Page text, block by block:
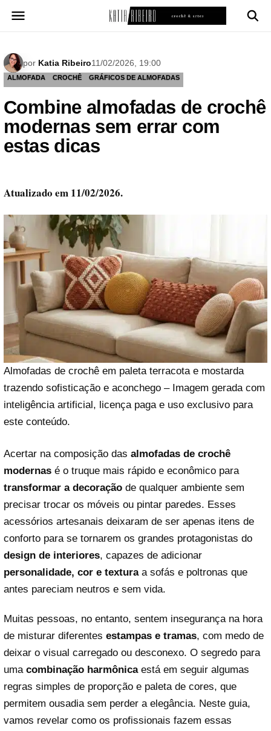
para
por Katia Ribeiro11/02/2026, 19:00
ALMOFADA CROCHÊ GRÁFICOS DE ALMOFADAS
Combine almofadas de crochê
modernas sem errar com
estas dicas
Atualizado em 11/02/2026.
Almofadas de crochê em paleta terracota e mostarda
trazendo sofisticação e aconchego – Imagem gerada com
inteligência artificial, licença paga e uso exclusivo para
este conteúdo.
Acertar na composição das almofadas de crochê
modernas é o truque mais rápido e econômico para
transformar a decoração de qualquer ambiente sem
precisar trocar os móveis ou pintar paredes. Esses
acessórios artesanais deixaram de ser apenas itens de
conforto para se tornarem os grandes protagonistas do
design de interiores, capazes de adicionar
personalidade, cor e texturaa sofás e poltronas que
antes pareciam neutros e sem vida.
Muitas pessoas, no entanto, sentem insegurança na hora
de misturar diferentes estampas e tramas, com medo de
deixar o visual carregado ou desconexo. O segredo para
uma combinação harmônicaestá em seguir algumas
regras simples de proporção e paleta de cores, que
permitem ousadia sem perder a elegância. Neste guia,
vamos revelar como os profissionais fazem essas